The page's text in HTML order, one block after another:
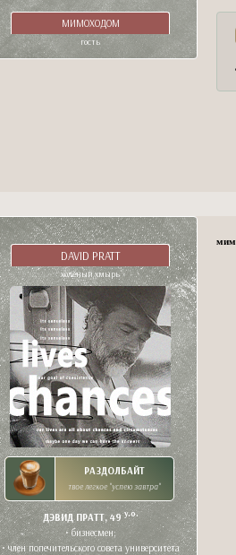
МИМОХОДОМ
гость
DAVID PRATT
холёный хмырь
РАЗДОЛБАЙТ
твое легкое "успею завтра"
ДЭВИД ПРАТТ, 49y.o.
• бизнесмен;
• член попечительского совета университета